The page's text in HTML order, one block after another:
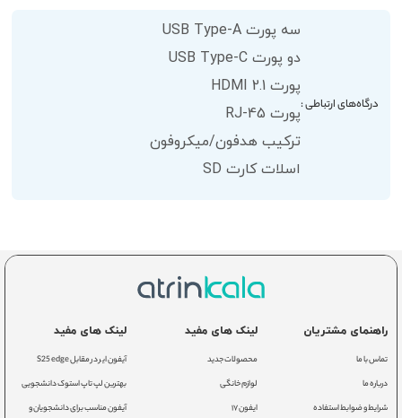
درگاه‌های ارتباطی :
سه پورت USB Type-A
دو پورت USB Type-C
پورت HDMI 2.1
پورت RJ-45
ترکیب هدفون/میکروفون
اسلات کارت SD
راهنمای مشتریان
تماس با ما
درباره ما
شرایط و ضوابط استفاده
لینک های مفید
محصولات جدید
لوازم خانگی
ایفون ۱۷
لینک های مفید
آیفون ایر در مقابل S25 edge
بهترین لپ تاپ استوک دانشجویی
آیفون مناسب برای دانشجویان و